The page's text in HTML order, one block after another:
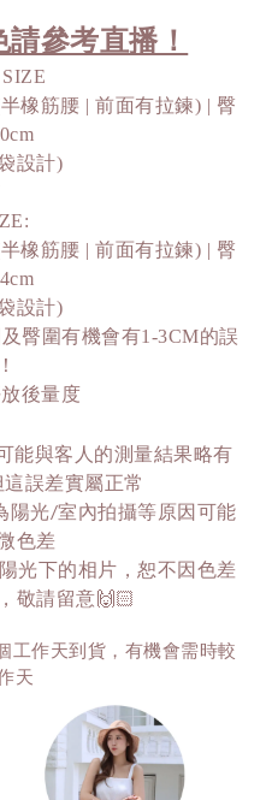
參考直播！
橡筋腰 | 前面有拉鍊) | 臀
設計)
橡筋腰 | 前面有拉鍊) | 臀
設計)
臀圍有機會有1-3CM的誤
後量度
能與客人的測量結果略有
誤差實屬正常
陽光/室內拍攝等原因可能
色差
光下的相片，恕不因色差
敬請留意🙌🏻
作天到貨，有機會需時較
天